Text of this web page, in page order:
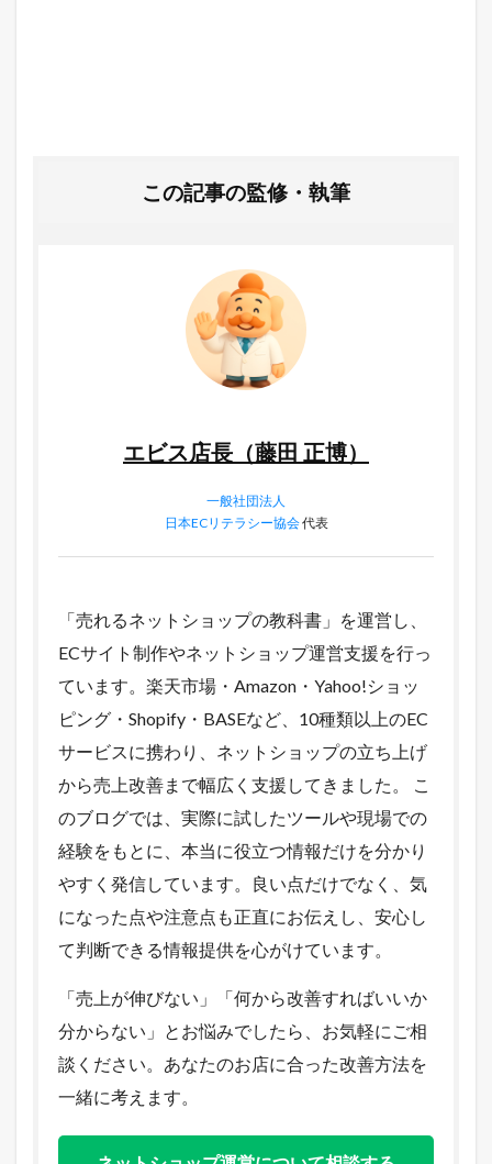
この記事の監修・執筆
エビス店長（藤田 正博）
一般社団法人
日本ECリテラシー協会代表
「売れるネットショップの教科書」を運営し、
ECサイト制作やネットショップ運営支援を行っ
ています。楽天市場・Amazon・Yahoo!ショッ
ピング・Shopify・BASEなど、10種類以上のEC
サービスに携わり、ネットショップの立ち上げ
から売上改善まで幅広く支援してきました。 こ
のブログでは、実際に試したツールや現場での
経験をもとに、本当に役立つ情報だけを分かり
やすく発信しています。良い点だけでなく、気
になった点や注意点も正直にお伝えし、安心し
て判断できる情報提供を心がけています。
「売上が伸びない」「何から改善すればいいか
分からない」とお悩みでしたら、お気軽にご相
談ください。あなたのお店に合った改善方法を
一緒に考えます。